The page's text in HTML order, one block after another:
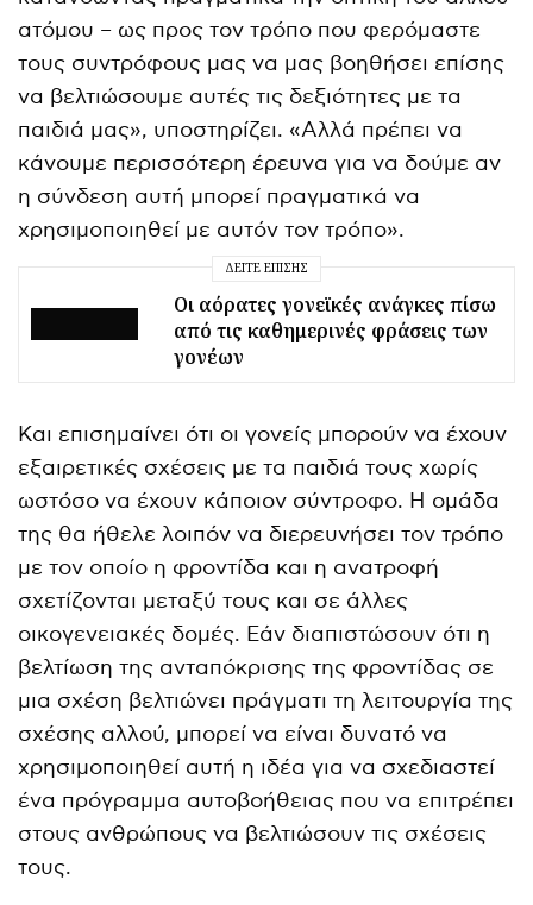
ατόμου – ως προς τον τρόπο που φερόμαστε
τους συντρόφους μας να μας βοηθήσει επίσης
να βελτιώσουμε αυτές τις δεξιότητες με τα
παιδιά μας», υποστηρίζει. «Αλλά πρέπει να
κάνουμε περισσότερη έρευνα για να δούμε αν
η σύνδεση αυτή μπορεί πραγματικά να
χρησιμοποιηθεί με αυτόν τον τρόπο».
ΔΕΊΤΕ ΕΠΊΣΗΣ
Οι αόρατες γονεϊκές ανάγκες πίσω
από τις καθημερινές φράσεις των
γονέων
Και επισημαίνει ότι οι γονείς μπορούν να έχουν
εξαιρετικές σχέσεις με τα παιδιά τους χωρίς
ωστόσο να έχουν κάποιον σύντροφο. Η ομάδα
της θα ήθελε λοιπόν να διερευνήσει τον τρόπο
με τον οποίο η φροντίδα και η ανατροφή
σχετίζονται μεταξύ τους και σε άλλες
οικογενειακές δομές. Εάν διαπιστώσουν ότι η
βελτίωση της ανταπόκρισης της φροντίδας σε
μια σχέση βελτιώνει πράγματι τη λειτουργία της
σχέσης αλλού, μπορεί να είναι δυνατό να
χρησιμοποιηθεί αυτή η ιδέα για να σχεδιαστεί
ένα πρόγραμμα αυτοβοήθειας που να επιτρέπει
στους ανθρώπους να βελτιώσουν τις σχέσεις
τους.